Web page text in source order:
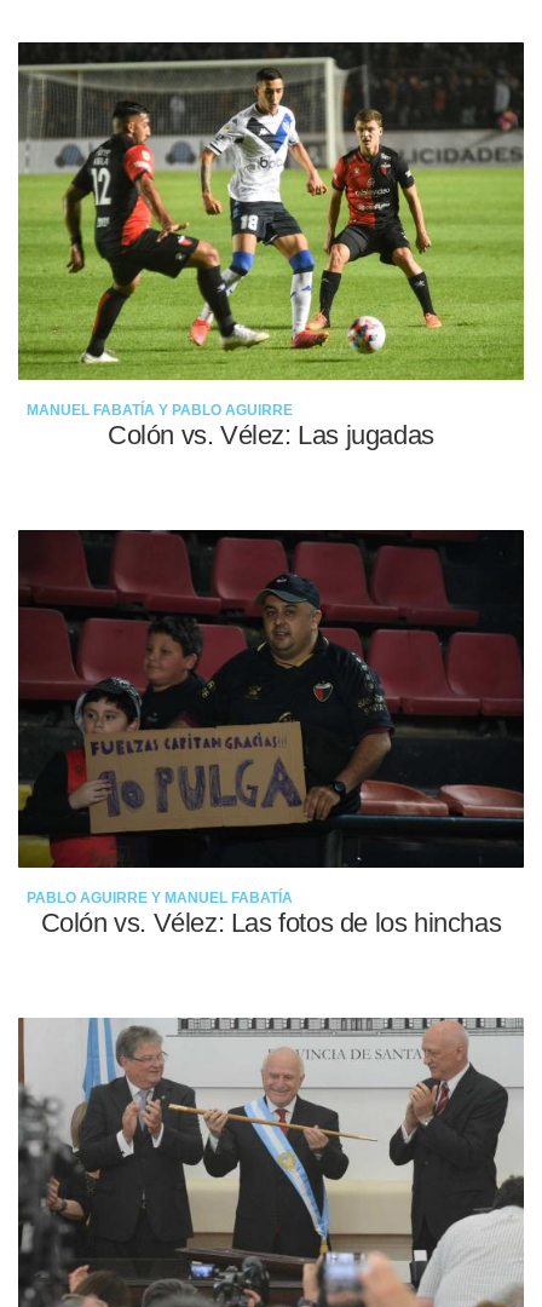
MANUEL FABATÍA Y PABLO AGUIRRE
Colón vs. Vélez: Las jugadas
PABLO AGUIRRE Y MANUEL FABATÍA
Colón vs. Vélez: Las fotos de los hinchas